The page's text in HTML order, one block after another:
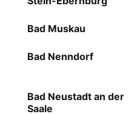
Bad Muskau
Bad Nenndorf
Bad Neustadt an der
Saale